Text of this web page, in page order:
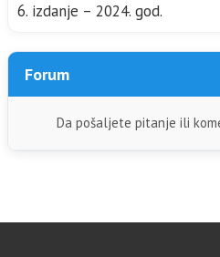
6. izdanje – 2024. god.
Forum
Da pošaljete pitanje ili